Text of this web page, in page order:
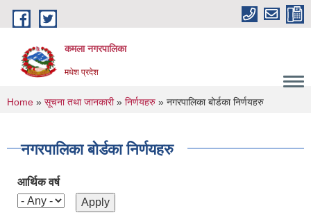
Skip to main content
कमला नगरपालिका
मधेश प्रदेश
You are here
Home » सूचना तथा जानकारी» निर्णयहरु » नगरपालिका बोर्डका निर्णयहरु
नगरपालिका बोर्डका निर्णयहरु
आर्थिक वर्ष